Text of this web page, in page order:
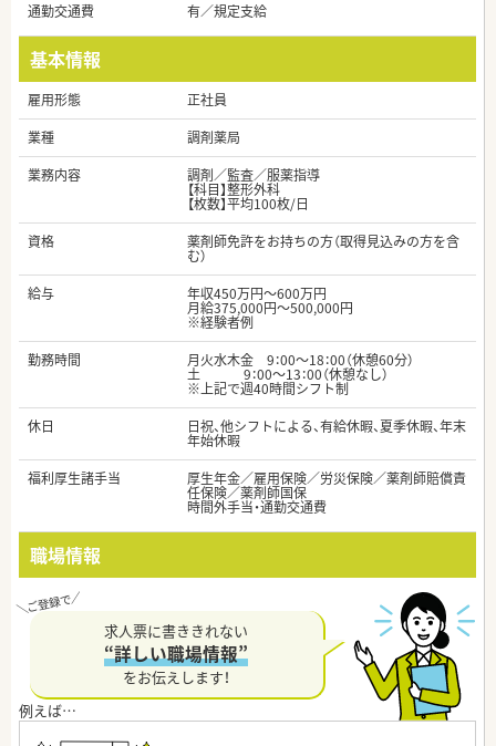
通勤交通費
有／規定支給
基本情報
雇用形態
正社員
業種
調剤薬局
業務内容
調剤／監査／服薬指導
【科目】整形外科
【枚数】平均100枚/日
資格
薬剤師免許をお持ちの方（取得見込みの方を含
む）
給与
年収450万円～600万円
月給375,000円～500,000円
※経験者例
勤務時間
月火水木金 9：00～18：00（休憩60分）
土 9：00～13：00（休憩なし）
※上記で週40時間シフト制
休日
日祝、他シフトによる、有給休暇、夏季休暇、年末
年始休暇
福利厚生諸手当
厚生年金／雇用保険／労災保険／薬剤師賠償責
任保険／薬剤師国保
時間外手当・通勤交通費
職場情報
求人票に書ききれない
“詳しい職場情報”
をお伝えします！